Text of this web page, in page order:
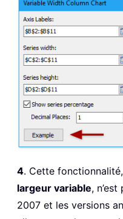
4. Cette
largeur variable,
2007 et les versions